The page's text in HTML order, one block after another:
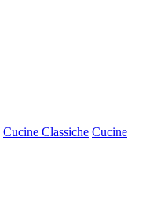
Cucine Classiche Cucine